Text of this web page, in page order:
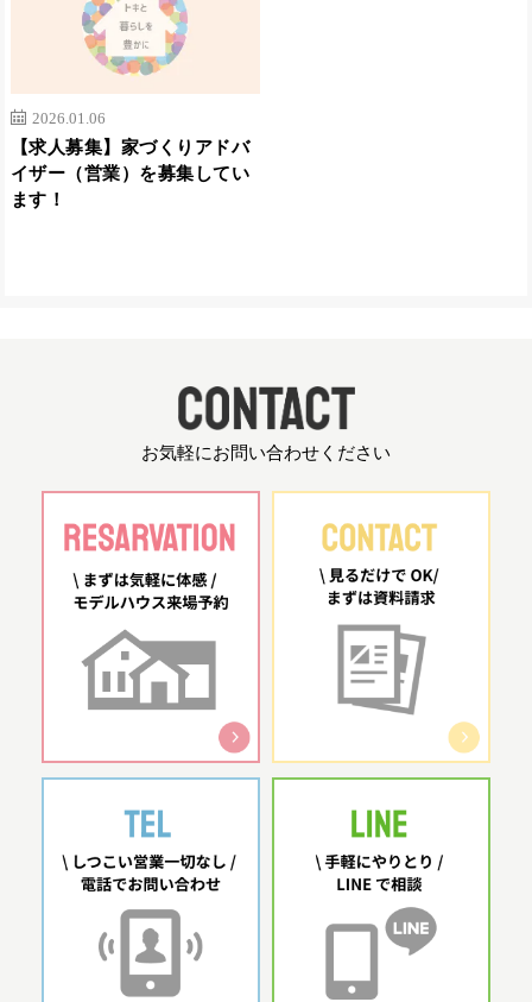
2026.01.06
【求人募集】家づくりアドバ
イザー（営業）を募集してい
ます！
お気軽にお問い合わせください